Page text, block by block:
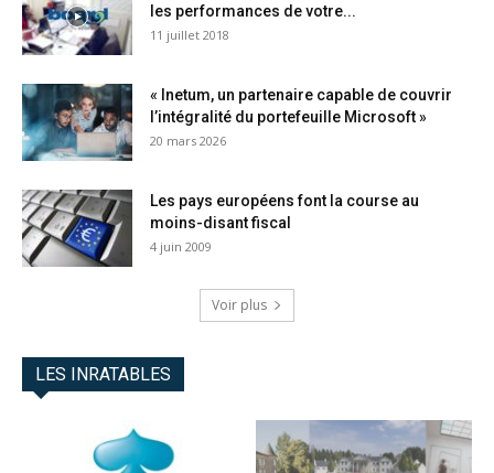
les performances de votre...
11 juillet 2018
« Inetum, un partenaire capable de couvrir
l’intégralité du portefeuille Microsoft »
20 mars 2026
Les pays européens font la course au
moins-disant fiscal
4 juin 2009
Voir plus
LES INRATABLES